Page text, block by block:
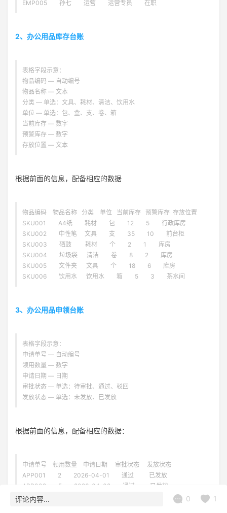
EMP005 孙七 运营 运营专员 在职
2、办公用品库存台账
表格字段示意：
物品编码 — 自动编号
物品名称 — 文本
分类 — 单选：文具、耗材、清洁、饮用水
单位 — 单选：包、盒、支、卷、箱
当前库存 — 数字
预警库存 — 数字
存放位置 — 文本
根据前面的信息，配备相应的数据
物品编码 物品名称 分类 单位 当前库存 预警库存 存放位置
SKU001 A4纸 耗材 包 12 5 行政库房
SKU002 中性笔 文具 支 35 10 前台柜
SKU003 硒鼓 耗材 个 2 1 库房
SKU004 垃圾袋 清洁 卷 8 2 库房
SKU005 文件夹 文具 个 18 6 库房
SKU006 饮用水 饮用水 箱 5 3 茶水间
3、办公用品申领台账
表格字段示意：
申请单号 — 自动编号
领用数量 — 数字
申请日期 — 日期
审批状态 — 单选：待审批、通过、驳回
发放状态 — 单选：未发放、已发放
根据前面的信息，配备相应的数据：
申请单号 领用数量 申请日期 审批状态 发放状态
APP001 2 2026-04-01 通过 已发放
APP002 5 2026-04-02 通过 已发放
APP003 3 2026-04-03 待审批 未发放
评论内容... 0 1